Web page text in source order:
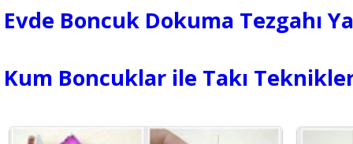
Evde Boncuk Dokuma Tezgahı
Kum Boncuklar ile Takı